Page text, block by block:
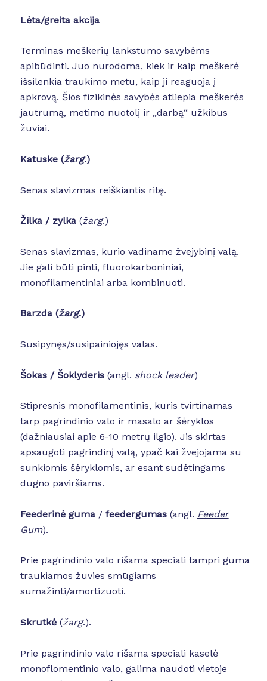
Lėta/greita akcija
Terminas meškerių lankstumo savybėms
apibūdinti. Juo nurodoma, kiek ir kaip meškerė
išsilenkia traukimo metu, kaip ji reaguoja į
apkrovą. Šios fizikinės savybės atliepia meškerės
jautrumą, metimo nuotolį ir „darbą“ užkibus
žuviai.
Katuske (žarg.)
Senas slavizmas reiškiantis ritę.
Žilka / zylka(žarg.)
Senas slavizmas, kurio vadiname žvejybinį valą.
Jie gali būti pinti, fluorokarboniniai,
monofilamentiniai arba kombinuoti.
Barzda (žarg.)
Susipynęs/susipainiojęs valas.
Šokas / Šoklyderis (angl. shock leader)
Stipresnis monofilamentinis, kuris tvirtinamas
tarp pagrindinio valo ir masalo ar šėryklos
(dažniausiai apie 6-10 metrų ilgio). Jis skirtas
apsaugoti pagrindinį valą, ypač kai žvejojama su
sunkiomis šėryklomis, ar esant sudėtingams
dugno paviršiams.
Feederinė guma/ feedergumas (angl. Feeder
Gum).
Prie pagrindinio valo rišama speciali tampri guma
traukiamos žuvies smūgiams
sumažinti/amortizuoti.
Skrutkė (žarg.).
Prie pagrindinio valo rišama speciali kaselė
monoflomentinio valo, galima naudoti vietoje